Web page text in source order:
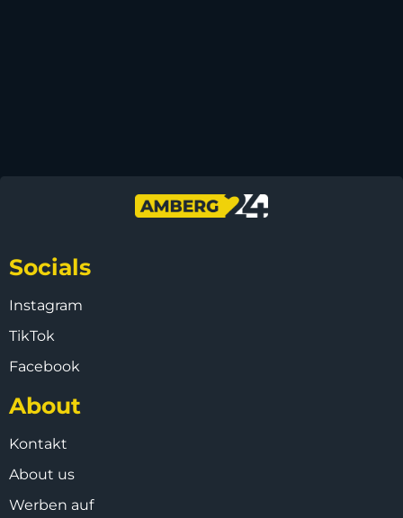
Socials
Instagram
TikTok
Facebook
About
Kontakt
About us
Werben auf